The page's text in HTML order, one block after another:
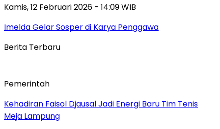
Kamis, 12 Februari 2026 - 14:09 WIB
Imelda Gelar Sosper di Karya Penggawa
Berita Terbaru
Pemerintah
Kehadiran Faisol Djausal Jadi Energi Baru Tim Tenis
Meja Lampung